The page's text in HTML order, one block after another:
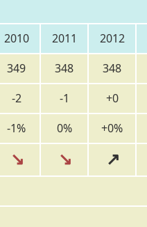
2010 2011 2012
349 348 348
-2 -1 +0
-1% 0% +0%
↘ ↘ ↗